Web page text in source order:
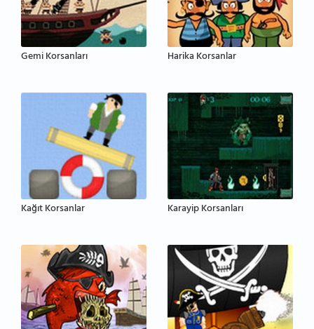
Gemi Korsanları Harika Korsanlar
Kağıt Korsanlar Karayip Korsanları